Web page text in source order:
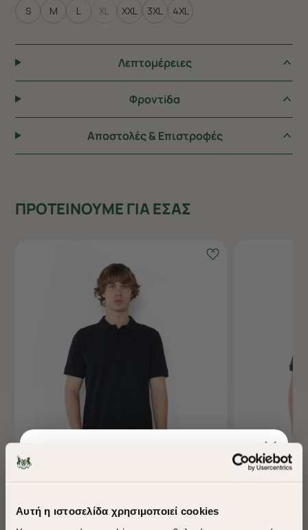
Αυτή η ιστοσελίδα χρησιμοποιεί cookies
S M L XL XXL 3XL 4XL
Λεπτομέρειες
Φροντiδα
Αποστολές & Επιστροφές
ΠΡΟΤΕΙΝΟΥΜΕ ΓΙΑ ΕΣΑΣ
ΜΠΛΟΥΖΑ POLO PIQUE REGULAR FIT